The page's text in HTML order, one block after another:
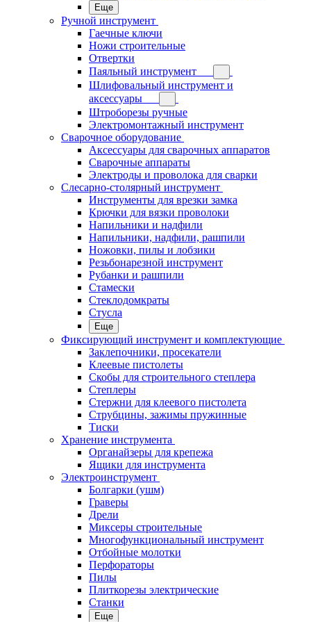
Еще
Ручной инструмент
Гаечные ключи
Ножи строительные
Отвертки
Паяльный инструмент
Шлифовальный инструмент и
аксессуары
Штроборезы ручные
Электромонтажный инструмент
Сварочное оборудование
Аксессуары для сварочных аппаратов
Сварочные аппараты
Электроды и проволока для сварки
Слесарно-столярный инструмент
Инструменты для врезки замка
Крючки для вязки проволоки
Напильники и надфили
Напильники, надфили, рашпили
Ножовки, пилы и лобзики
Резьбонарезной инструмент
Рубанки и рашпили
Стамески
Стеклодомкраты
Стусла
Еще
Фиксирующий инструмент и комплектующие
Заклепочники, просекатели
Клеевые пистолеты
Скобы для строительного степлера
Степлеры
Стержни для клеевого пистолета
Струбцины, зажимы пружинные
Тиски
Хранение инструмента
Органайзеры для крепежа
Ящики для инструмента
Электроинструмент
Болгарки (ушм)
Граверы
Дрели
Миксеры строительные
Многофункциональный инструмент
Отбойные молотки
Перфораторы
Пилы
Плиткорезы электрические
Станки
Еще